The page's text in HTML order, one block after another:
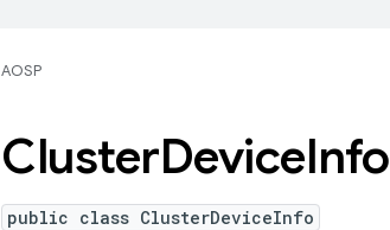
AOSP
ClusterDeviceInfo
public class ClusterDeviceInfo